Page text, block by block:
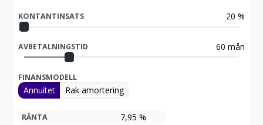
KONTANTINSATS 20 %
AVBETALNINGSTID 60 mån
FINANSMODELL
Annuitet Rak amortering
RÄNTA 7,95 %